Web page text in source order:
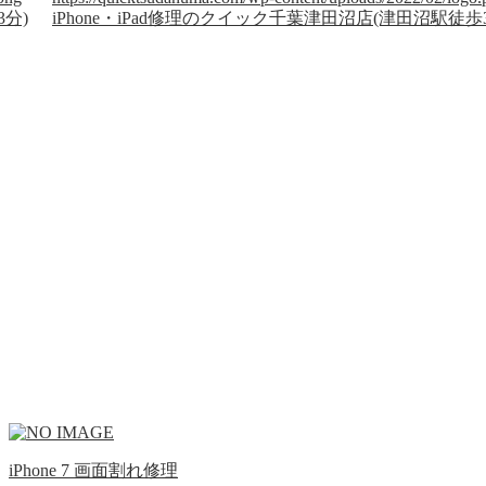
分)
iPhone・iPad修理のクイック千葉津田沼店(津田沼駅徒歩
iPhone 7 画面割れ修理